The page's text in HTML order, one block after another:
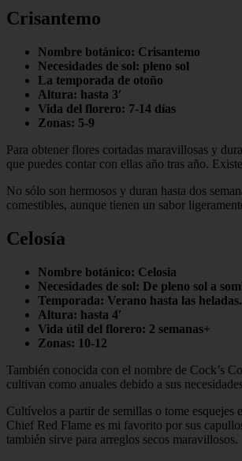
Crisantemo
Nombre botánico: Crisantemo
Necesidades de sol: pleno sol
La temporada de otoño
Altura: hasta 3′
Vida del florero: 7-14 días
Zonas: 5-9
Para obtener flores cortadas maravillosas y
que puedes contar con ellas año tras año.
No sólo son hermosos y duran hasta dos
comestibles, aunque tienen un sabor
Celosía
Nombre botánico: Celosia
Necesidades de sol: De pleno sol a
Temporada: Verano hasta las heladas.
Altura: hasta 4′
Vida útil del florero: 2 semanas+
Zonas: 10-12
También conocida con el nombre de Cock’s
cultivan como anuales debido a sus
Cultívelos a partir de semillas o tome
Chief Red Flame es mi favorito por sus
también sirve para arreglos secos maravillosos.